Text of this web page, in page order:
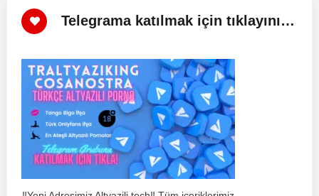
Telegrama katılmak için tıklayınız!